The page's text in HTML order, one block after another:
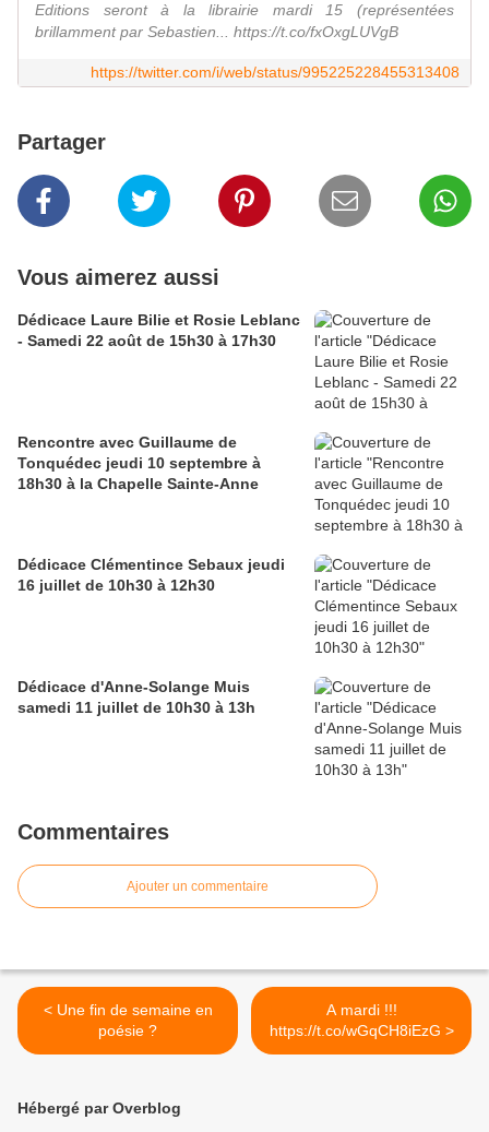
Editions seront à la librairie mardi 15 (représentées
brillamment par Sebastien... https://t.co/fxOxgLUVgB
https://twitter.com/i/web/status/995225228455313408
Partager
Vous aimerez aussi
Dédicace Laure Bilie et Rosie Leblanc
- Samedi 22 août de 15h30 à 17h30
Rencontre avec Guillaume de
Tonquédec jeudi 10 septembre à
18h30 à la Chapelle Sainte-Anne
Dédicace Clémentince Sebaux jeudi
16 juillet de 10h30 à 12h30
Dédicace d'Anne-Solange Muis
samedi 11 juillet de 10h30 à 13h
Commentaires
Ajouter un commentaire
< Une fin de semaine en
poésie ?
A mardi !!!
https://t.co/wGqCH8iEzG >
Hébergé par Overblog